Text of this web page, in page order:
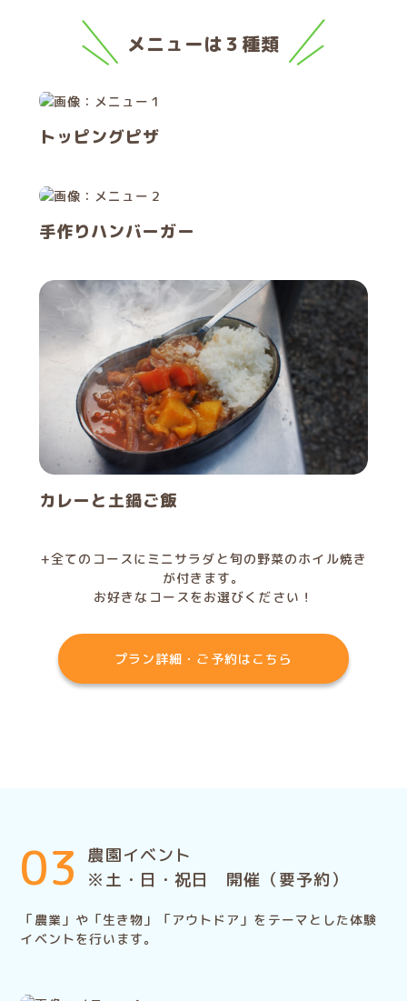
メニューは３種類
トッピングピザ
手作りハンバーガー
カレーと土鍋ご飯
+全てのコースにミニサラダと旬の野菜のホイル焼き
が付きます。
お好きなコースをお選びください！
プラン詳細・ご予約はこちら
03
農園イベント
※土・日・祝日 開催（要予約）
「農業」や「生き物」「アウトドア」をテーマとした体験
イベントを行います。